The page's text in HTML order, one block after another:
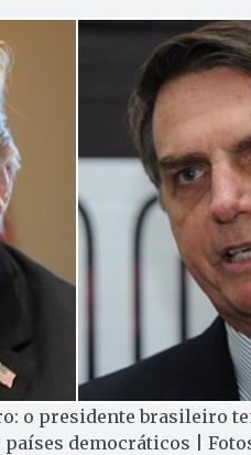
o presidente brasileiro
democráticos |